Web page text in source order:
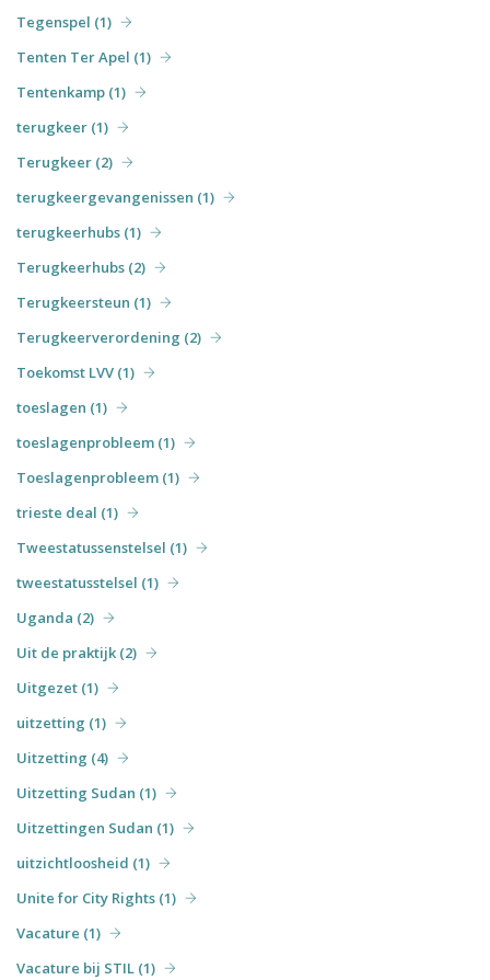
Tegenspel (1)
Tenten Ter Apel (1)
Tentenkamp (1)
terugkeer (1)
Terugkeer (2)
terugkeergevangenissen (1)
terugkeerhubs (1)
Terugkeerhubs (2)
Terugkeersteun (1)
Terugkeerverordening (2)
Toekomst LVV (1)
toeslagen (1)
toeslagenprobleem (1)
Toeslagenprobleem (1)
trieste deal (1)
Tweestatussenstelsel (1)
tweestatusstelsel (1)
Uganda (2)
Uit de praktijk (2)
Uitgezet (1)
uitzetting (1)
Uitzetting (4)
Uitzetting Sudan (1)
Uitzettingen Sudan (1)
uitzichtloosheid (1)
Unite for City Rights (1)
Vacature (1)
Vacature bij STIL (1)